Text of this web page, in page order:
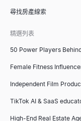
尋找房產線索
精選列表
50 Power Players
Female Fitness
Independent Film
TikTok AI & SaaS
High-End Real Estate